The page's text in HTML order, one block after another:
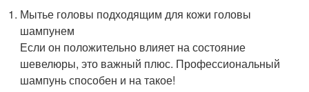
Мытье головы подходящим для кожи головы
шампунем
Если он положительно влияет на состояние
шевелюры, это важный плюс. Профессиональный
шампунь способен и на такое!